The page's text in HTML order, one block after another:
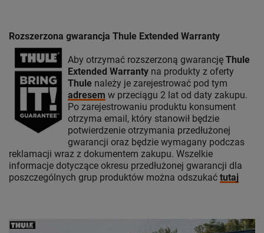
Rozszerzona gwarancja Thule Extended Warranty
Aby otrzymać rozszerzoną gwarancję Thule
Extended Warranty na produkty z oferty
Thule należy je zarejestrować pod tym
adresem w przeciągu 2 lat od daty zakupu.
Po zarejestrowaniu produktu konsument
otrzyma email, który stanowił będzie
potwierdzenie otrzymania przedłużonej
gwarancji oraz będzie wymagany podczas
reklamacji wraz z dokumentem zakupu. Wszelkie
informacje dotyczące okresu przedłużonej gwarancji dla
poszczególnych grup produktów można odszukać tutaj